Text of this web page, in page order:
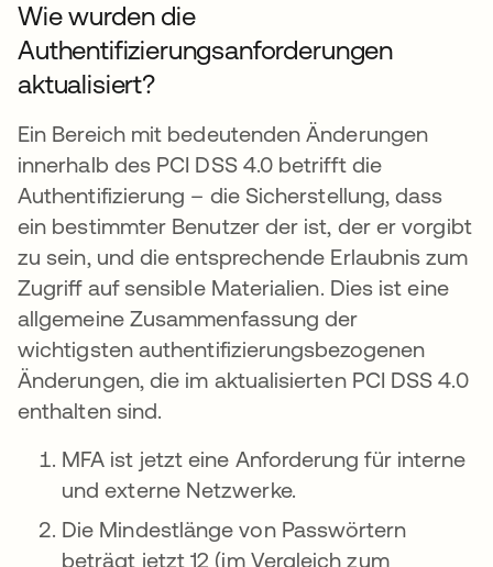
Wie wurden die
Authentifizierungsanforderungen
aktualisiert?
Ein Bereich mit bedeutenden Änderungen
innerhalb des PCI DSS 4.0 betrifft die
Authentifizierung – die Sicherstellung, dass
ein bestimmter Benutzer der ist, der er vorgibt
zu sein, und die entsprechende Erlaubnis zum
Zugriff auf sensible Materialien. Dies ist eine
allgemeine Zusammenfassung der
wichtigsten authentifizierungsbezogenen
Änderungen, die im aktualisierten PCI DSS 4.0
enthalten sind.
MFA ist jetzt eine Anforderung für interne
und externe Netzwerke.
Die Mindestlänge von Passwörtern
beträgt jetzt 12 (im Vergleich zum